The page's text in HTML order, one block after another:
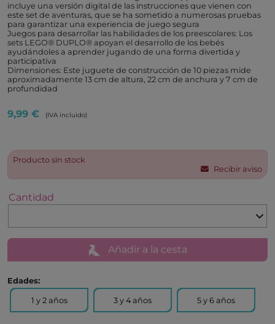
incluye una versión digital de las instrucciones que vienen con
este set de aventuras, que se ha sometido a numerosas pruebas
para garantizar una experiencia de juego segura
Juegos para desarrollar las habilidades de los preescolares: Los
sets LEGO® DUPLO® apoyan el desarrollo de los bebés
ayudándoles a aprender jugando de una forma divertida y
participativa
Dimensiones: Este juguete de construcción de 10 piezas mide
aproximadamente 13 cm de altura, 22 cm de anchura y 7 cm de
profundidad
9,99 € (IVA incluido)
Producto sin stock
Recibir aviso
Cantidad
Añadir a la cesta
Edades:
1 y 2 años 3 y 4 años 5 y 6 años